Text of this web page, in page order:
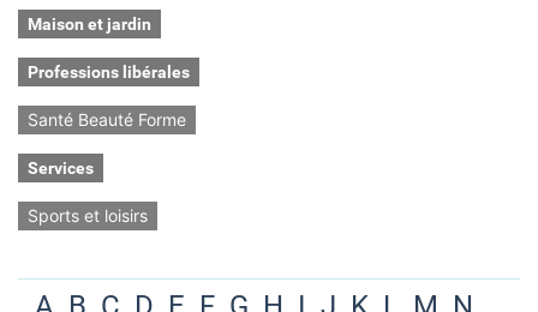
Maison et jardin
Professions libérales
Santé Beauté Forme
Services
Sports et loisirs